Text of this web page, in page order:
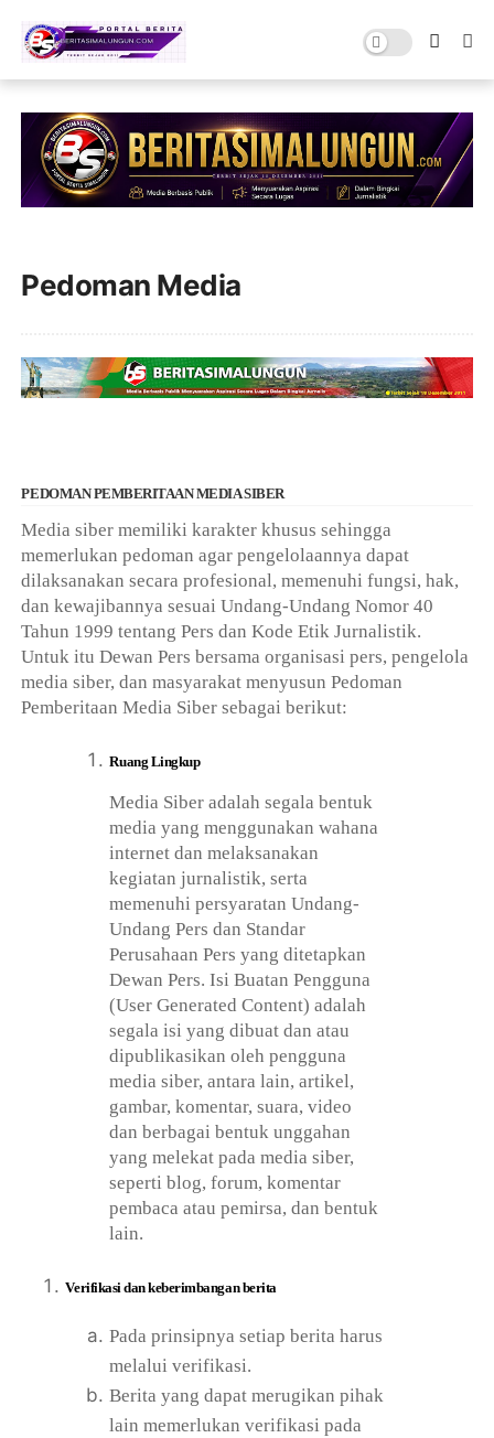
Pedoman Media
PEDOMAN PEMBERITAAN MEDIA SIBER
Media siber memiliki karakter khusus sehingga
memerlukan pedoman agar pengelolaannya dapat
dilaksanakan secara profesional, memenuhi fungsi, hak,
dan kewajibannya sesuai Undang-Undang Nomor 40
Tahun 1999 tentang Pers dan Kode Etik Jurnalistik.
Untuk itu Dewan Pers bersama organisasi pers, pengelola
media siber, dan masyarakat menyusun Pedoman
Pemberitaan Media Siber sebagai berikut:
Ruang Lingkup
Media Siber adalah segala bentuk
media yang menggunakan wahana
internet dan melaksanakan
kegiatan jurnalistik, serta
memenuhi persyaratan Undang-
Undang Pers dan Standar
Perusahaan Pers yang ditetapkan
Dewan Pers. Isi Buatan Pengguna
(User Generated Content) adalah
segala isi yang dibuat dan atau
dipublikasikan oleh pengguna
media siber, antara lain, artikel,
gambar, komentar, suara, video
dan berbagai bentuk unggahan
yang melekat pada media siber,
seperti blog, forum, komentar
pembaca atau pemirsa, dan bentuk
lain.
Verifikasi dan keberimbangan berita
Pada prinsipnya setiap berita harus
melalui verifikasi.
Berita yang dapat merugikan pihak
lain memerlukan verifikasi pada